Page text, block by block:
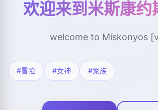
欢迎来到米斯康
welcome to Miskonyos
#冒险 #女神 #家族